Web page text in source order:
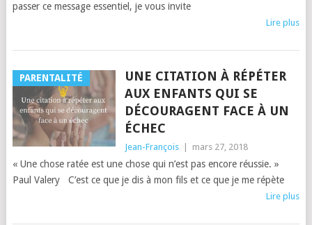
passer ce message essentiel, je vous invite
Lire plus
PARENTALITÉ
UNE CITATION À RÉPÉTER
AUX ENFANTS QUI SE
DÉCOURAGENT FACE À UN
ÉCHEC
Jean-François mars 27, 2018
« Une chose ratée est une chose qui n’est pas encore réussie. »
Paul Valery C’est ce que je dis à mon fils et ce que je me répète
Lire plus